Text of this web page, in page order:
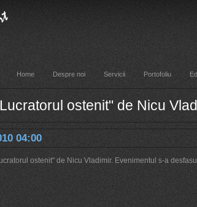
Home Despre noi Servicii Portofoliu
ostenit" de Nicu
04:00
ostenit" de Nicu Vladimir. Evenimentul s-a